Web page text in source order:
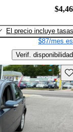
El precio incluye tasas
$87/mes
Verif. disponibilidad